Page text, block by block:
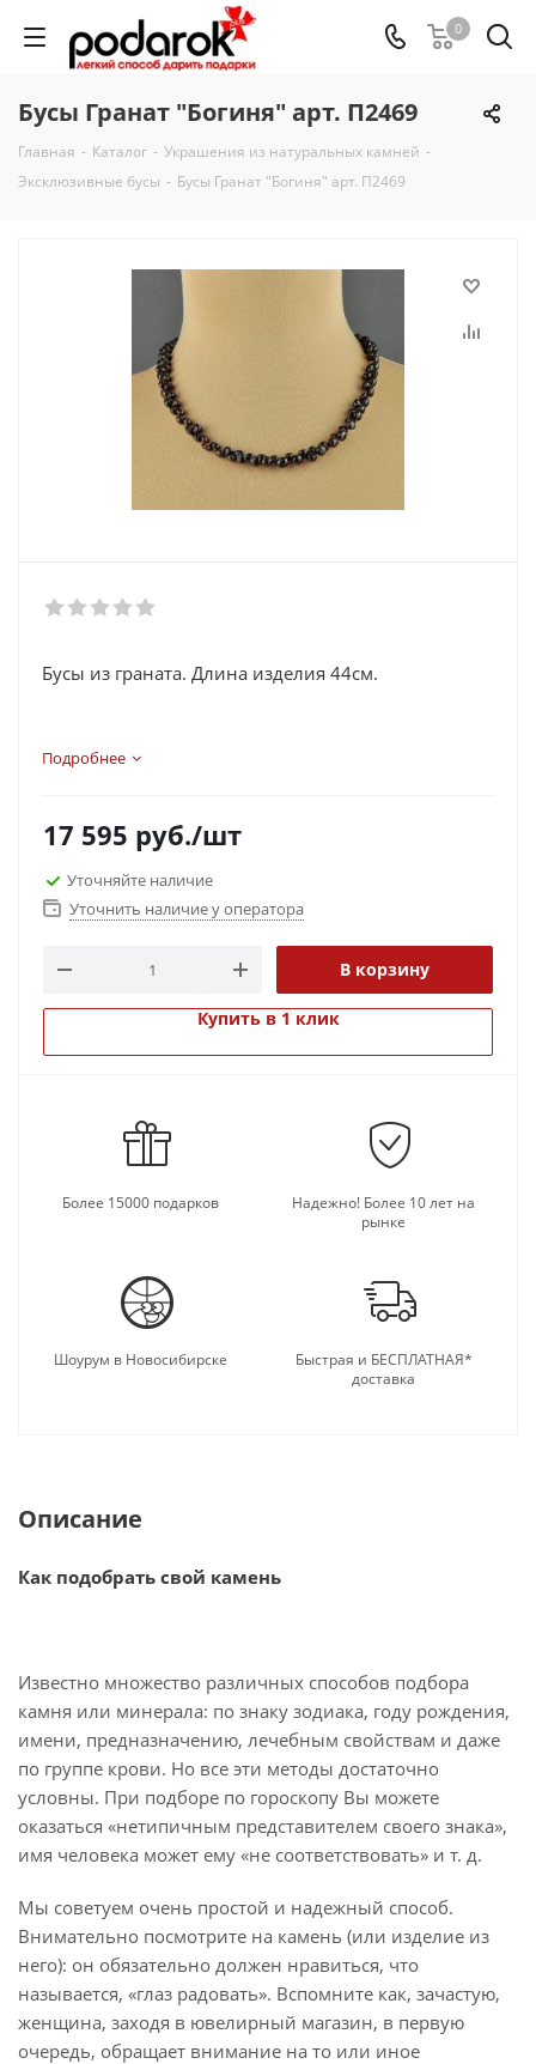
0
Бусы Гранат "Богиня" арт. П2469
Главная - Каталог - Украшения из натуральных камней -
Эксклюзивные бусы - Бусы Гранат "Богиня" арт. П2469
Бусы из граната. Длина изделия 44см.
Подробнее
17 595 руб./шт
Уточняйте наличие
Уточнить наличие у оператора
В корзину
Купить в 1 клик
Более 15000 подарков
Надежно! Более 10 лет на
рынке
Шоурум в Новосибирске
Быстрая и БЕСПЛАТНАЯ*
доставка
Описание
Как подобрать свой камень
Известно множество различных способов подбора
камня или минерала: по знаку зодиака, году рождения,
имени, предназначению, лечебным свойствам и даже
по группе крови. Но все эти методы достаточно
условны. При подборе по гороскопу Вы можете
оказаться «нетипичным представителем своего знака»,
имя человека может ему «не соответствовать» и т. д.
Мы советуем очень простой и надежный способ.
Внимательно посмотрите на камень (или изделие из
него): он обязательно должен нравиться, что
называется, «глаз радовать». Вспомните как, зачастую,
женщина, заходя в ювелирный магазин, в первую
очередь, обращает внимание на то или иное